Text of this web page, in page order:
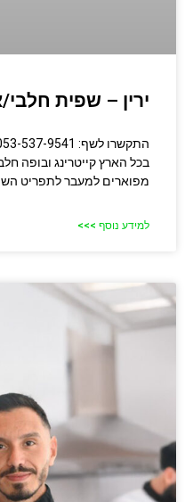
ירין – שפית
בכל הארץ קייטרינג ובופה
מפוארים למעבר לתפריט
למידע נוסף >>>